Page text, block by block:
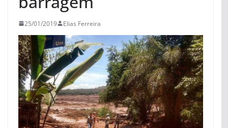
25/01/2019 Elias Ferreira